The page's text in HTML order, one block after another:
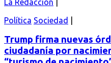
La Redacción
Política Sociedad
Trump firma nuevas
ciudadanía por